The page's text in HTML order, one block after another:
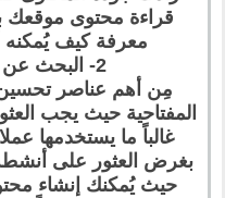
قراءة محتوى موقعك
معرفة كيف
2- البحث عن الكلمات المفتاحية
مِن أهم عناصر
المفتاحية حيث يجب
غالباً ما يستخدمها
بغرض العثور على أنشطة
حيث يُمكنك إنشاء